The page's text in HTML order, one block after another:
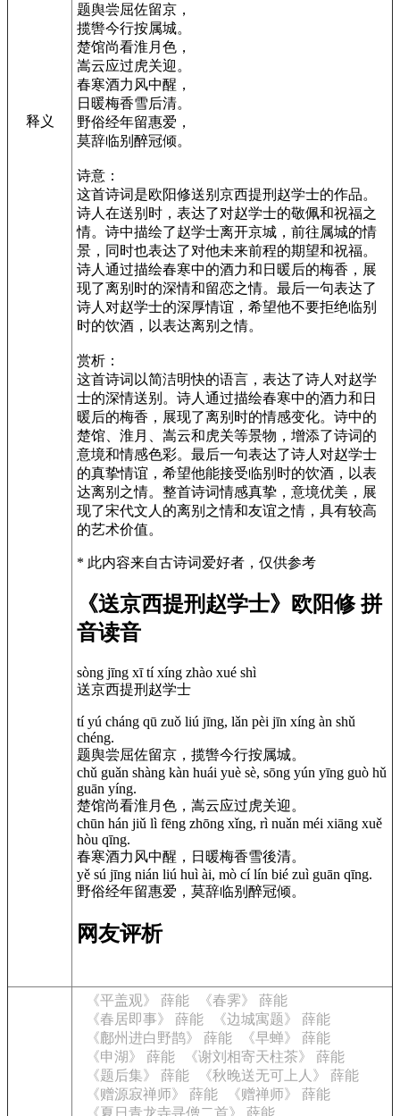
释义
题舆尝屈佐留京，
揽辔今行按属城。
楚馆尚看淮月色，
嵩云应过虎关迎。
春寒酒力风中醒，
日暖梅香雪后清。
野俗经年留惠爱，
莫辞临别醉冠倾。
诗意：
这首诗词是欧阳修送别京西提刑赵学士的作品。
诗人在送别时，表达了对赵学士的敬佩和祝福之
情。诗中描绘了赵学士离开京城，前往属城的情
景，同时也表达了对他未来前程的期望和祝福。
诗人通过描绘春寒中的酒力和日暖后的梅香，展
现了离别时的深情和留恋之情。最后一句表达了
诗人对赵学士的深厚情谊，希望他不要拒绝临别
时的饮酒，以表达离别之情。
赏析：
这首诗词以简洁明快的语言，表达了诗人对赵学
士的深情送别。诗人通过描绘春寒中的酒力和日
暖后的梅香，展现了离别时的情感变化。诗中的
楚馆、淮月、嵩云和虎关等景物，增添了诗词的
意境和情感色彩。最后一句表达了诗人对赵学士
的真挚情谊，希望他能接受临别时的饮酒，以表
达离别之情。整首诗词情感真挚，意境优美，展
现了宋代文人的离别之情和友谊之情，具有较高
的艺术价值。
* 此内容来自古诗词爱好者，仅供参考
《送京西提刑赵学士》欧阳修 拼
音读音
sòng jīng xī tí xíng zhào xué shì
送京西提刑赵学士
tí yú cháng qū zuǒ liú jīng, lǎn pèi jīn xíng àn shǔ
chéng.
题舆尝屈佐留京，揽辔今行按属城。
chǔ guǎn shàng kàn huái yuè sè, sōng yún yīng guò hǔ
guān yíng.
楚馆尚看淮月色，嵩云应过虎关迎。
chūn hán jiǔ lì fēng zhōng xǐng, rì nuǎn méi xiāng xuě
hòu qīng.
春寒酒力风中醒，日暖梅香雪後清。
yě sú jīng nián liú huì ài, mò cí lín bié zuì guān qīng.
野俗经年留惠爱，莫辞临别醉冠倾。
网友评析
《平盖观》 薛能
《春霁》 薛能
《春居即事》 薛能
《边城寓题》 薛能
《鄜州进白野鹊》 薛能
《早蝉》 薛能
《申湖》 薛能
《谢刘相寄天柱茶》 薛能
《题后集》 薛能
《秋晚送无可上人》 薛能
《赠源寂禅师》 薛能
《赠禅师》 薛能
《夏日青龙寺寻僧二首》 薛能